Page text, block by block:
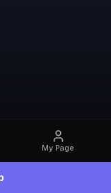
My Page